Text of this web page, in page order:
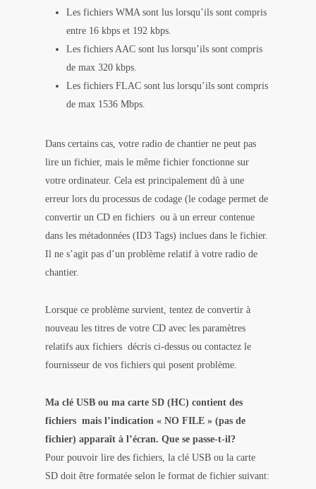
Les fichiers WMA sont lus lorsqu’ils sont compris
entre 16 kbps et 192 kbps.
Les fichiers AAC sont lus lorsqu’ils sont compris
de max 320 kbps.
Les fichiers FLAC sont lus lorsqu’ils sont compris
de max 1536 Mbps.
Dans certains cas, votre radio de chantier ne peut pas
lire un fichier, mais le même fichier fonctionne sur
votre ordinateur. Cela est principalement dû à une
erreur lors du processus de codage (le codage permet de
convertir un CD en fichiers ou à un erreur contenue
dans les métadonnées (ID3 Tags) inclues dans le fichier.
Il ne s’agit pas d’un problème relatif à votre radio de
chantier.
Lorsque ce problème survient, tentez de convertir à
nouveau les titres de votre CD avec les paramètres
relatifs aux fichiers décris ci-dessus ou contactez le
fournisseur de vos fichiers qui posent problème.
Ma clé USB ou ma carte SD (HC) contient des
fichiers mais l’indication « NO FILE » (pas de
fichier) apparaît à l’écran. Que se passe-t-il?
Pour pouvoir lire des fichiers, la clé USB ou la carte
SD doit être formatée selon le format de fichier suivant: